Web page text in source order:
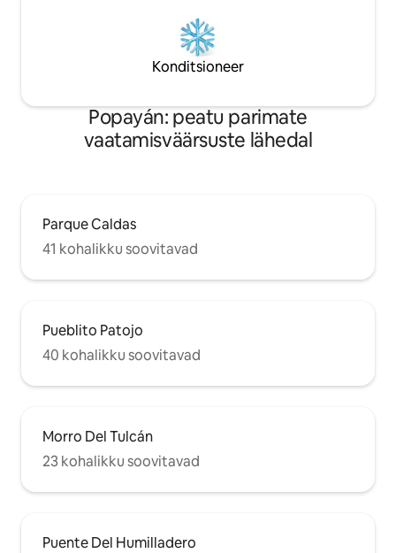
Konditsioneer
Popayán: peatu parimate
vaatamisväärsuste lähedal
Parque Caldas
41 kohalikku soovitavad
Pueblito Patojo
40 kohalikku soovitavad
Morro Del Tulcán
23 kohalikku soovitavad
Puente Del Humilladero